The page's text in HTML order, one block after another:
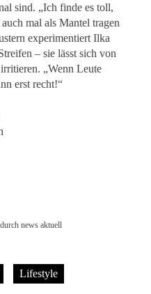
sind. „Ich finde es toll,
mal als Mantel tragen
experimentiert Ilka
– sie lässt sich von
„Wenn Leute
erst recht!“
news aktuell
Lifestyle